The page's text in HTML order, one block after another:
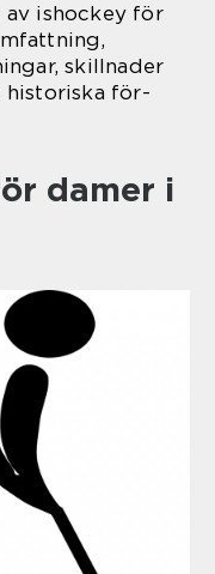
av ishockey för
skillnader
historiska för-
damer i